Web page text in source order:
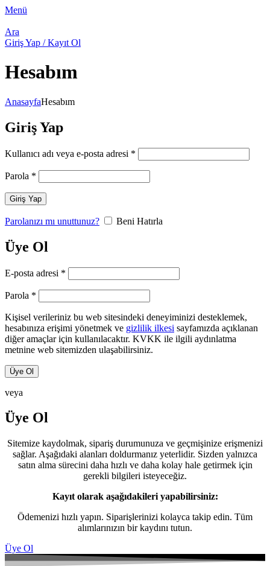
Menü
Ara
Giriş Yap / Kayıt Ol
Hesabım
AnasayfaHesabım
Giriş Yap
Kullanıcı adı veya e-posta adresi *
Parola *
Giriş Yap
Parolanızı mı unuttunuz? Beni Hatırla
Üye Ol
E-posta adresi *
Parola *
Kişisel verileriniz bu web sitesindeki deneyiminizi desteklemek,
hesabınıza erişimi yönetmek ve gizlilik ilkesi sayfamızda açıklanan
diğer amaçlar için kullanılacaktır. KVKK ile ilgili aydınlatma
metnine web sitemizden ulaşabilirsiniz.
Üye Ol
veya
Üye Ol
Sitemize kaydolmak, sipariş durumunuza ve geçmişinize erişmenizi
sağlar. Aşağıdaki alanları doldurmanız yeterlidir. Sizden yalnızca
satın alma sürecini daha hızlı ve daha kolay hale getirmek için
gerekli bilgileri isteyeceğiz.
Kayıt olarak aşağıdakileri yapabilirsiniz:
Ödemenizi hızlı yapın. Siparişlerinizi kolayca takip edin. Tüm
alımlarınızın bir kaydını tutun.
Üye Ol